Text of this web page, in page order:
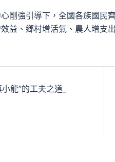
剛強引導下，全國各族國民
益、鄉村增活氣、農人增支
龍”的工夫之道_